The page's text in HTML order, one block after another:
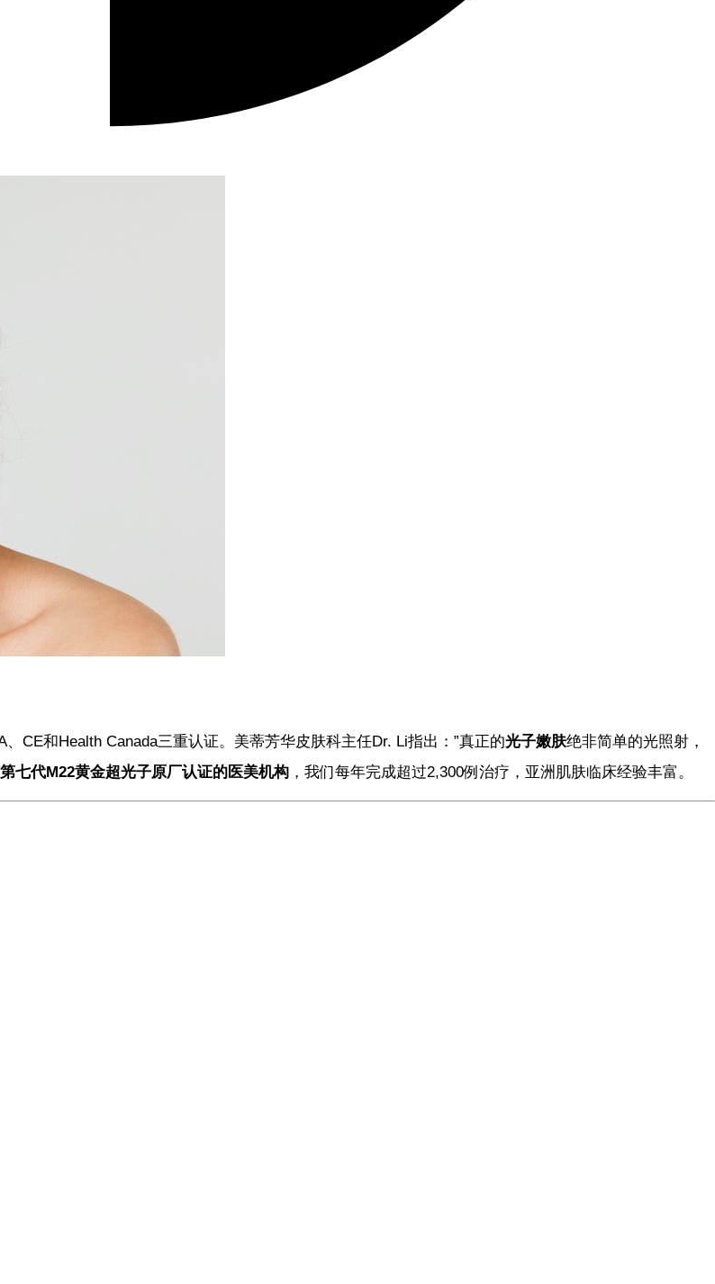
CE和Health Canada三重认证。美蒂芳华皮肤科主任Dr. Li指出：”真正的光子嫩肤绝非简单的光照射，
七代M22黄金超光子原厂认证的医美机构 ，我们每年完成超过2,300例治疗，亚洲肌肤临床经验丰富。